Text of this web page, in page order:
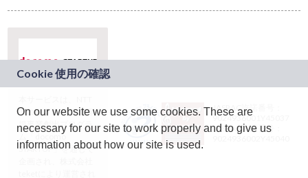
ドコモグループの新
規事業創出プログラ
ム「docomo
STARTUP」を通じて
JASRAC許諾番号：
9024936001Y45037
JASRAC許諾番号：
On our website we use some cookies. These are
necessary for our site to work properly and to give us
information about how our site is used.